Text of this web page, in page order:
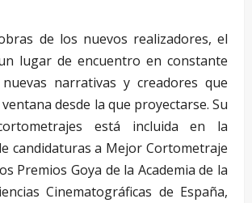
de los nuevos realizadores, el
lugar de encuentro en constante
narrativas y creadores que
desde la que proyectarse. Su
está incluida en la
candidaturas a Mejor Cortometraje
Premios Goya de la Academia de la
Cinematográficas de España,